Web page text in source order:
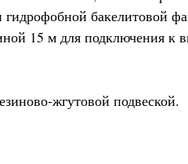
бакелитовой
15 м для подключения
жгутовой подвеской.